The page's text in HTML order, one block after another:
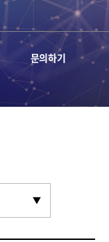
문의하기